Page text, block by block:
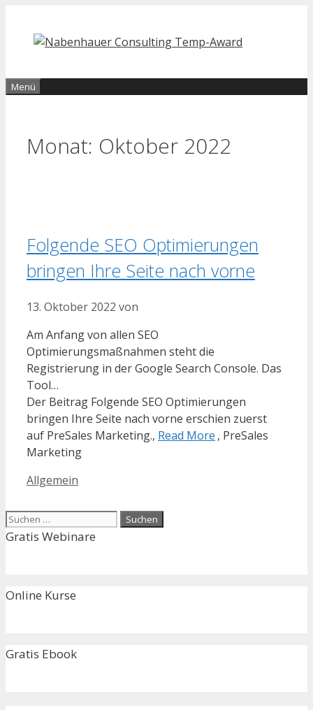
Inhalt
springen
Menü
Monat: Oktober 2022
Folgende SEO Optimierungen
bringen Ihre Seite nach vorne
13. Oktober 2022 von
Am Anfang von allen SEO
Optimierungsmaßnahmen steht die
Registrierung in der Google Search Console. Das
Tool…
Der Beitrag Folgende SEO Optimierungen
bringen Ihre Seite nach vorne erschien zuerst
auf PreSales Marketing., Read More , PreSales
Marketing
Kategorien
Allgemein
Suchen
nach:
Gratis Webinare
Online Kurse
Gratis Ebook